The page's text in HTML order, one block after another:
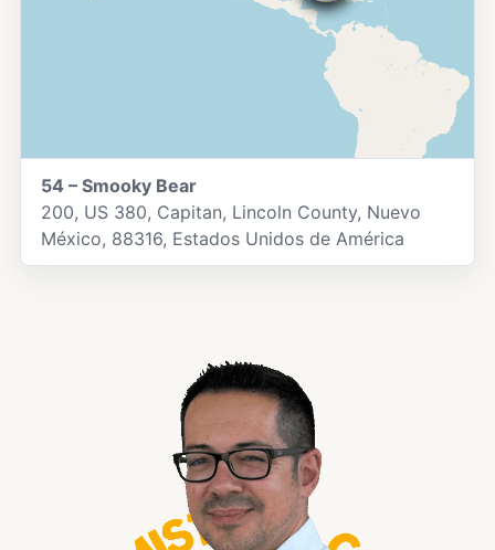
54 – Smooky Bear
200, US 380, Capitan, Lincoln County, Nuevo
México, 88316, Estados Unidos de América